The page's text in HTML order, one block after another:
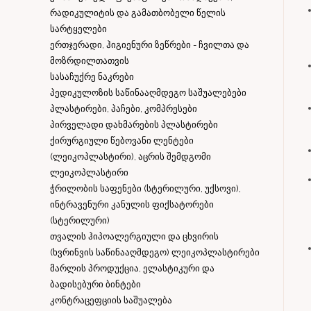
რადიკულიტის და გამათბობელი წელის
სარტყელები
ერთჯერადი, ჰიგიენური ზეწრები - ჩვილთა და
მოზრდილთათვის
სასაჩუქრე ნაკრები
პედიკულოზის საწინააღმდეგო საშუალებები
პლასტირები, პაჩები, კომპრესები
პირველადი დახმარების პლასტირები
ქირურგიული წებოვანი ლენტები
(ლეიკოპლასტირი), აცრის შემდგომი
ლეიკოპლასტირი
ჭრილობის საფენები (სტერილური, უქსოვი),
ინტრავენური კანულის ფიქსატორები
(სტერილური)
თვალის ჰიპოალერგიული და ცხვირის
(ხვრინვის საწინააღმდეგო) ლეიკოპლასტირები
მარლის პროდუქცია, ელასტიკური და
ბადისებური ბინტები
კონტრაცეფციის საშუალება